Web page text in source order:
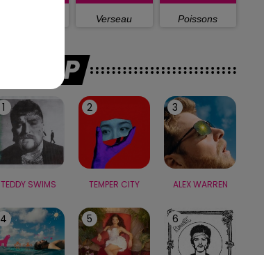
Verseau Poissons
LE TOP
1
TEDDY SWIMS
2
TEMPER CITY
3
ALEX WARREN
4 5 6